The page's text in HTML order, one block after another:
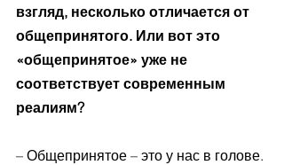
взгляд, несколько отличается от
общепринятого. Или вот это
«общепринятое» уже не
соответствует современным
реалиям?
– Общепринятое – это у нас в голове.